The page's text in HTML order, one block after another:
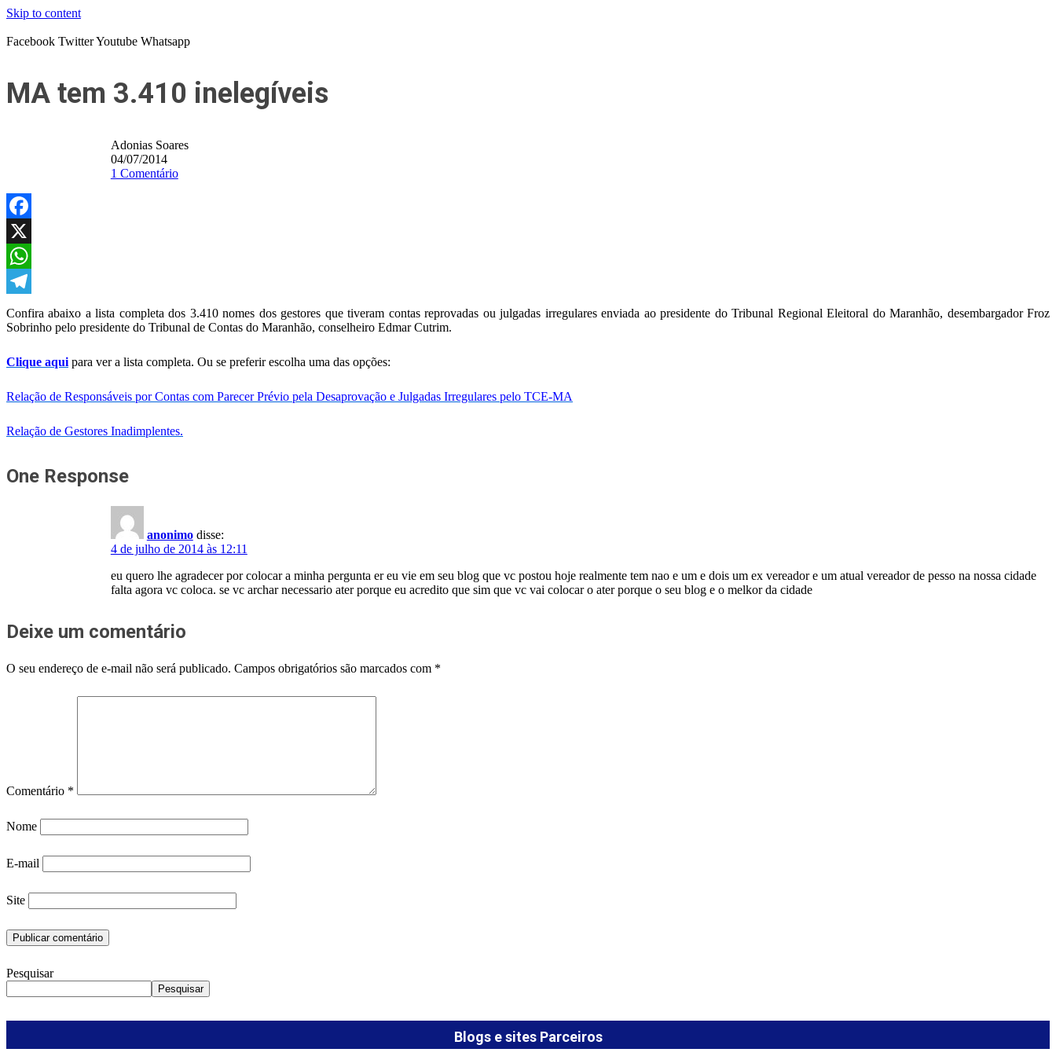
Skip to content
Facebook TwitterYoutube Whatsapp
MA tem 3.410 inelegíveis
Adonias Soares
04/07/2014
1 Comentário
Facebook
X
WhatsApp
Telegram
Confira abaixo a lista completa dos 3.410 nomes dos gestores que tiveram contas reprovadas ou julgadas irregulares enviada ao presidente do Tribunal Regional Eleitoral do Maranhão, desembargador Froz
Sobrinho pelo presidente do Tribunal de Contas do Maranhão, conselheiro Edmar Cutrim.
Clique aqui para ver a lista completa. Ou se preferir escolha uma das opções:
Relação de Responsáveis por Contas com Parecer Prévio pela Desaprovação e Julgadas Irregulares pelo TCE-MA
Relação de Gestores Inadimplentes.
One Response
anonimo disse:
4 de julho de 2014 às 12:11
eu quero lhe agradecer por colocar a minha pergunta er eu vie em seu blog que vc postou hoje realmente tem nao e um e dois um ex vereador e um atual vereador de pesso na nossa cidade
falta agora vc coloca. se vc archar necessario ater porque eu acredito que sim que vc vai colocar o ater porque o seu blog e o melkor da cidade
Deixe um comentário
O seu endereço de e-mail não será publicado. Campos obrigatórios são marcados com *
Comentário *
Nome
E-mail
Site
Pesquisar
Pesquisar
Blogs e sites Parceiros